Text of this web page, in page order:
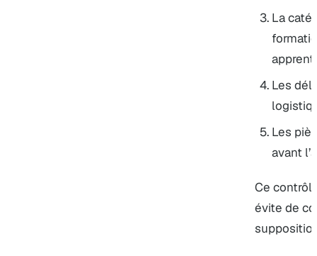
La
Les
Les
avant
Ce
évite de